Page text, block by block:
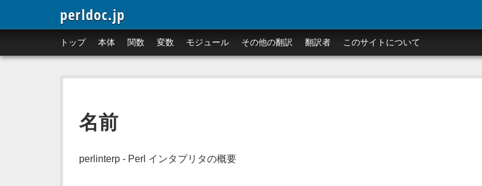
perldoc.jp
トップ 本体 関数 変数 モジュール その他の翻訳 翻訳者 このサイトについて
名前
perlinterp - Perl インタプリタの概要